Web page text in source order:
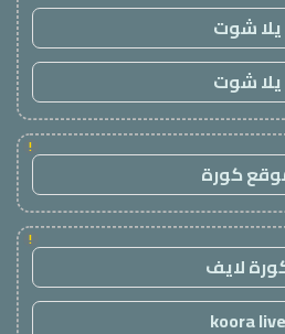
يلا شوت
يلا شوت
!
كورة
!
لايف
koora live